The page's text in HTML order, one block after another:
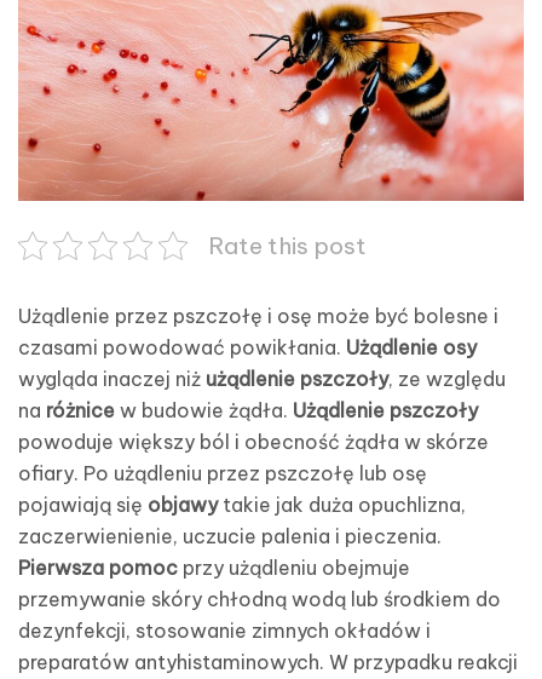
Rate this post
Użądlenie przez pszczołę i osę może być bolesne i
czasami powodować powikłania. Użądlenie osy
wygląda inaczej niż użądlenie pszczoły, ze względu
na różnice w budowie żądła. Użądlenie pszczoły
powoduje większy ból i obecność żądła w skórze
ofiary. Po użądleniu przez pszczołę lub osę
pojawiają się objawytakie jak duża opuchlizna,
zaczerwienienie, uczucie palenia i pieczenia.
Pierwsza pomoc przy użądleniu obejmuje
przemywanie skóry chłodną wodą lub środkiem do
dezynfekcji, stosowanie zimnych okładów i
preparatów antyhistaminowych. W przypadku reakcji